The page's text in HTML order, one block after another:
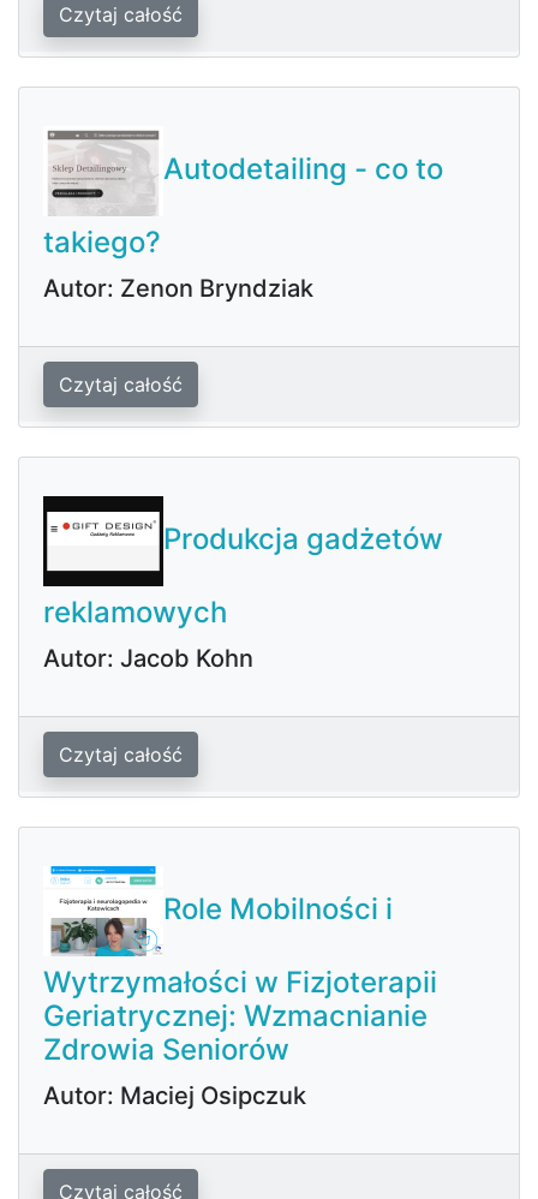
Czytaj całość
Autodetailing - co to
takiego?
Autor: Zenon Bryndziak
Czytaj całość
Produkcja gadżetów
reklamowych
Autor: Jacob Kohn
Czytaj całość
Role Mobilności i
Wytrzymałości w Fizjoterapii
Geriatrycznej: Wzmacnianie
Zdrowia Seniorów
Autor: Maciej Osipczuk
Czytaj całość